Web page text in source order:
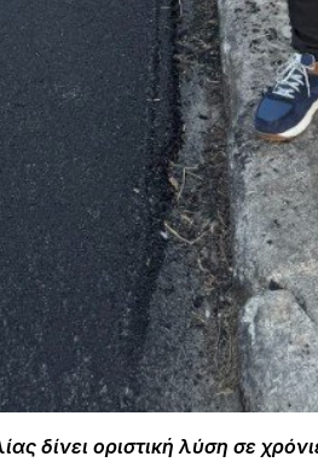
δίνει οριστική λύση σε